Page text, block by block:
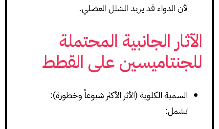
لأن الدواء قد يزيد الشلل العضلي.
الآثار الجانبية المحتملة
للجنتاميسين على القطط
السمية الكلوية (الأثر الأكثر شيوعاً وخطورة):
تشمل: